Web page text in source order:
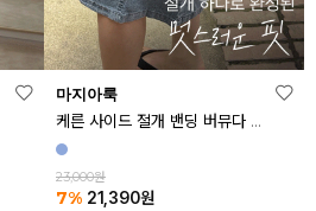
마지아룩
케른 사이드 절개 밴딩 버뮤다 데님 반바지
23,000원
7% 21,390원